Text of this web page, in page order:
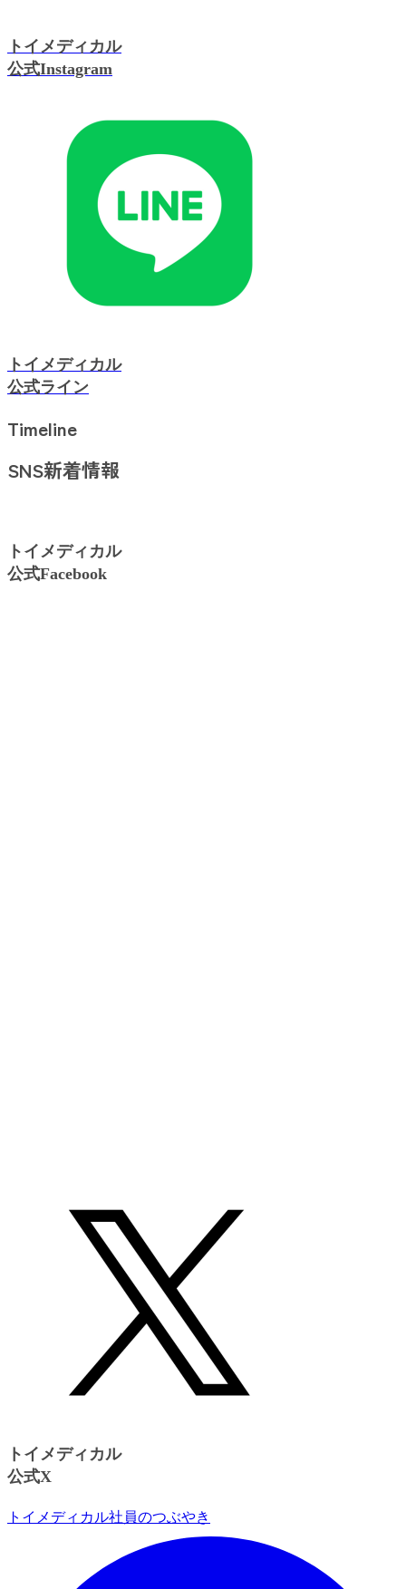
トイメディカル
公式Instagram
トイメディカル
公式ライン
Timeline
SNS新着情報
トイメディカル
公式Facebook
トイメディカル
公式X
トイメディカル社員のつぶやき